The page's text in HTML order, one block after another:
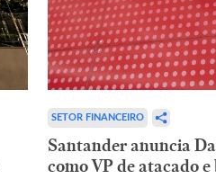
SETOR FINANCEIRO
Santander anuncia
como VP de atacado